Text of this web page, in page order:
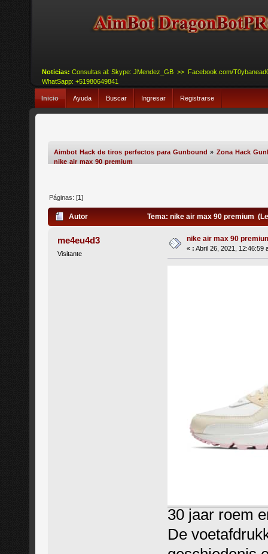
Noticias: Consultas al: Skype: JMendez_GB >> Facebook.com/
WhatSapp: +51980649841
Inicio Ayuda Buscar Ingresar Registrarse
Aimbot Hack de tiros perfectos para Gunbound » Zona Hack
nike air max 90 premium
Páginas: [1]
Autor Tema: nike air max 90 premium
me4eu4d3
Visitante
nike air max 90
« : Abril 26, 2021, 12:46:59
30 jaar roem
De